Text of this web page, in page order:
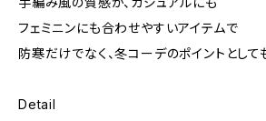
フェミニンにも合わせやすいアイテムで
防寒だけでなく、冬コーデのポイントとして
Detail